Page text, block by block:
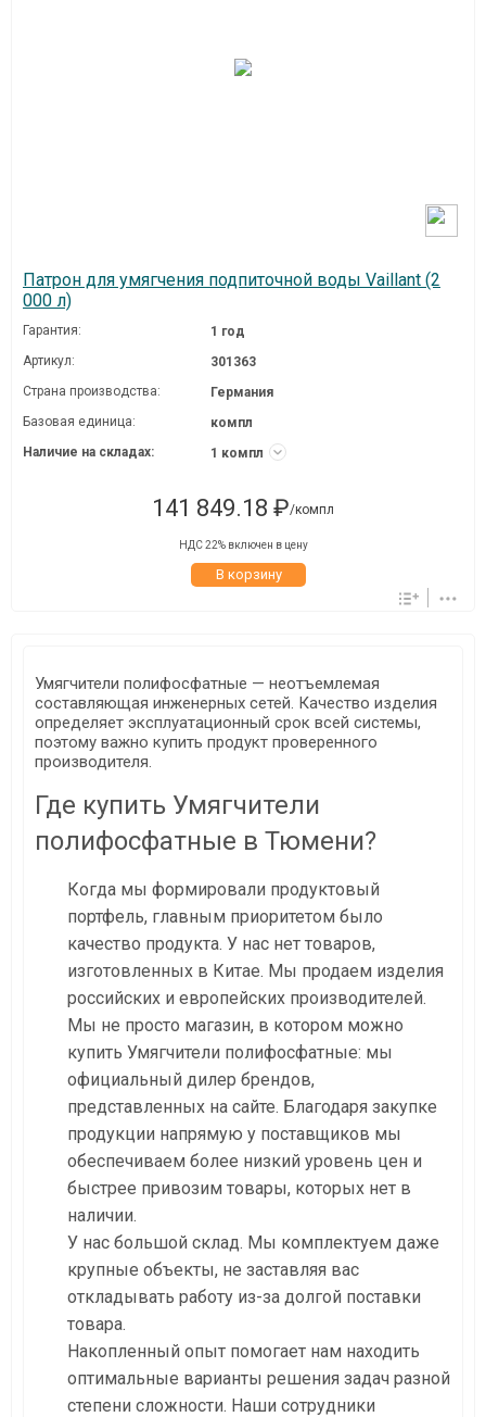
Патрон для умягчения подпиточной воды Vaillant (2
000 л)
Гарантия:
1 год
Артикул:
301363
Страна производства:
Германия
Базовая единица:
компл
Наличие на складах:
1 компл
141 849.18 ₽/компл
НДС 22% включен в цену
В корзину
Умягчители полифосфатные — неотъемлемая
составляющая инженерных сетей. Качество изделия
определяет эксплуатационный срок всей системы,
поэтому важно купить продукт проверенного
производителя.
Где купить Умягчители
полифосфатные в Тюмени?
Когда мы формировали продуктовый
портфель, главным приоритетом было
качество продукта. У нас нет товаров,
изготовленных в Китае. Мы продаем изделия
российских и европейских производителей.
Мы не просто магазин, в котором можно
купить Умягчители полифосфатные: мы
официальный дилер брендов,
представленных на сайте. Благодаря закупке
продукции напрямую у поставщиков мы
обеспечиваем более низкий уровень цен и
быстрее привозим товары, которых нет в
наличии.
У нас большой склад. Мы комплектуем даже
крупные объекты, не заставляя вас
откладывать работу из-за долгой поставки
товара.
Накопленный опыт помогает нам находить
оптимальные варианты решения задач разной
степени сложности. Наши сотрудники